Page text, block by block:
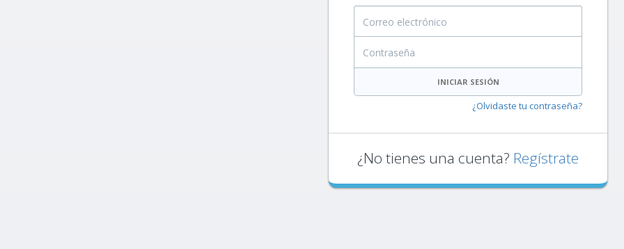
Correo electrónico
INICIAR SESIÓN
¿Olvidaste tu contraseña?
¿No tienes una cuenta? Regístrate